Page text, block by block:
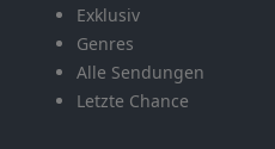
Exklusiv
Genres
Alle Sendungen
Letzte Chance